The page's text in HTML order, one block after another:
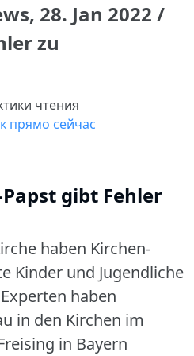
28. Jan 2022 /
zu
чтения
прямо сейчас
Papst gibt Fehler
haben Kirchen-
Kinder und Jugendliche
Experten haben
in den Kirchen im
in Bayern